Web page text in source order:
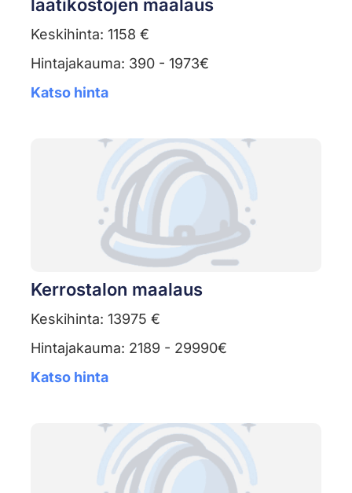
laatikostojen maalaus
Keskihinta: 1158 €
Hintajakauma: 390 - 1973€
Katso hinta
Kerrostalon maalaus
Keskihinta: 13975 €
Hintajakauma: 2189 - 29990€
Katso hinta